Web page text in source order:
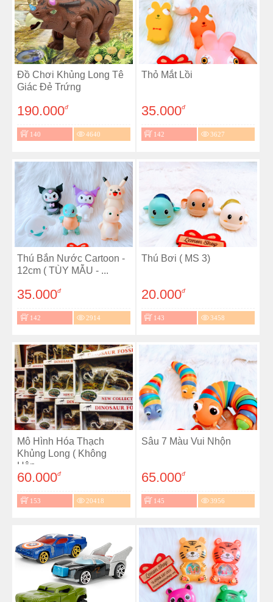
Đồ Chơi Khủng Long Tê
Giác Đẻ Trứng
190.000đ
140 4640
Thỏ Mắt Lồi
35.000đ
142 3627
Thú Bắn Nước Cartoon -
12cm ( TÙY MẪU - ...
35.000đ
142 2914
Thú Bơi ( MS 3)
20.000đ
143 3458
Mô Hình Hóa Thạch
Khủng Long ( Không
Hộp...
60.000đ
153 20418
Sâu 7 Màu Vui Nhộn
65.000đ
145 3956